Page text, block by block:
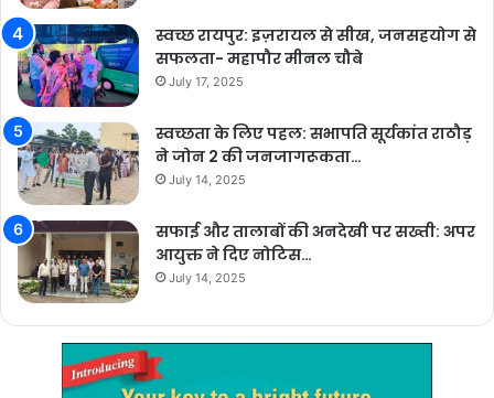
स्वच्छ रायपुर: इज़रायल से सीख, जनसहयोग से
सफलता- महापौर मीनल चौबे
July 17, 2025
स्वच्छता के लिए पहल: सभापति सूर्यकांत राठौड़
ने जोन 2 की जनजागरूकता…
July 14, 2025
सफाई और तालाबों की अनदेखी पर सख्ती: अपर
आयुक्त ने दिए नोटिस…
July 14, 2025